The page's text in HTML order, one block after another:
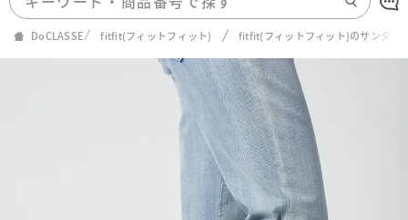
DoCLASSE fitfit(フィットフィット) fitfit(フィットフィット)のサンダル